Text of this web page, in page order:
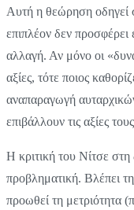
Αυτή η θεώρηση οδηγεί
επιπλέον δεν προσφέρει
αλλαγή. Αν μόνο οι
αξίες, τότε ποιος
αναπαραγωγή
επιβάλλουν τις αξίες
Η κριτική του Νίτσε στη
προβληματική. Βλέπει
προωθεί τη μετριότητα